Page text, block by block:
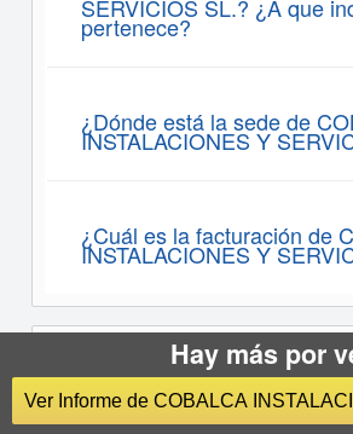
SERVICIOS SL.? ¿A que
pertenece?
¿Dónde está la sede de
INSTALACIONES Y
¿Cuál es la facturación de
INSTALACIONES Y
Informes sobre
INSTALACIONES Y
Hay más por
Ver Informe de COBALCA